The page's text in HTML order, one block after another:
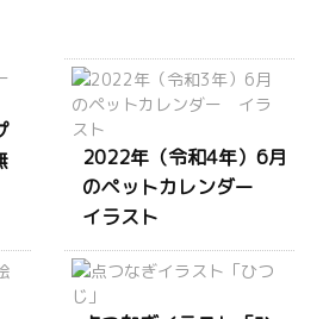
2022年（令和4年）6月
のペットカレンダー
イラスト